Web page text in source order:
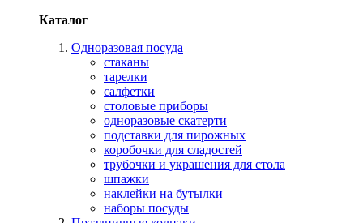
Каталог
Одноразовая посуда
стаканы
тарелки
салфетки
столовые приборы
одноразовые скатерти
подставки для пирожных
коробочки для сладостей
трубочки и украшения для стола
шпажки
наклейки на бутылки
наборы посуды